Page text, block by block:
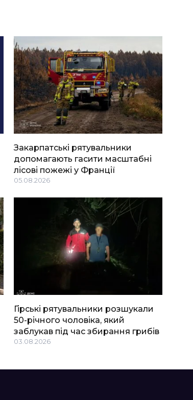
Закарпатські рятувальники
допомагають гасити масштабні
лісові пожежі у Франції
05.08.2026
Гірські рятувальники розшукали
50-річного чоловіка, який
заблукав під час збирання грибів
03.08.2026